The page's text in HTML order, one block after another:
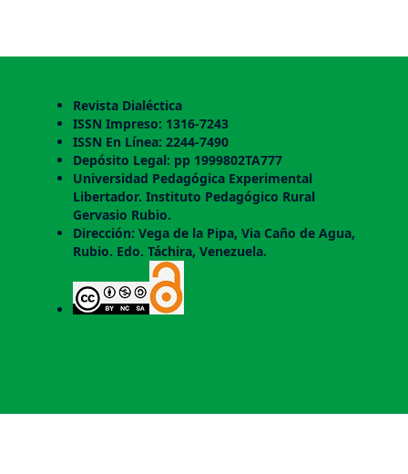
Revista Dialéctica
ISSN Impreso: 1316-7243
ISSN En Línea: 2244-7490
Depósito Legal: pp 1999802TA777
Universidad Pedagógica Experimental
Libertador. Instituto Pedagógico Rural
Gervasio Rubio.
Dirección: Vega de la Pipa, Via Caño de Agua,
Rubio. Edo. Táchira, Venezuela.